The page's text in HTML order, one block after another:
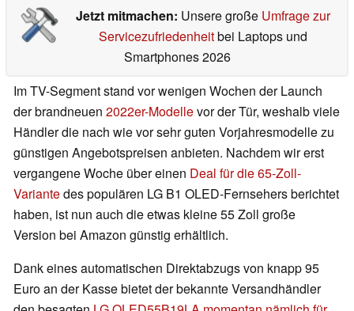
Jetzt mitmachen: Unsere große Umfrage zur
Servicezufriedenheitbei Laptops und
Smartphones 2026
Im TV-Segment stand vor wenigen Wochen der Launch
der brandneuen 2022er-Modellevor der Tür, weshalb viele
Händler die nach wie vor sehr guten Vorjahresmodelle zu
günstigen Angebotspreisen anbieten. Nachdem wir erst
vergangene Woche über einen Deal für die 65-Zoll-
Variantedes populären LG B1 OLED-Fernsehers berichtet
haben, ist nun auch die etwas kleine 55 Zoll große
Version bei Amazon günstig erhältlich.
Dank eines automatischen Direktabzugs von knapp 95
Euro an der Kasse bietet der bekannte Versandhändler